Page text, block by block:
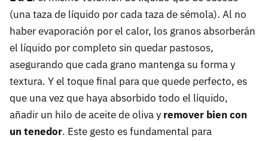
(una taza de líquido por cada taza de sémola). Al no
haber evaporación por el calor, los granos absorberán
el líquido por completo sin quedar pastosos,
asegurando que cada grano mantenga su forma y
textura. Y el toque final para que quede perfecto, es
que una vez que haya absorbido todo el líquido,
añadir un hilo de aceite de oliva y remover bien con
un tenedor. Este gesto es fundamental para